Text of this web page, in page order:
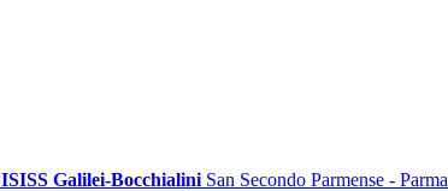
ISISS Galilei-Bocchialini San Secondo Parmense - Parma